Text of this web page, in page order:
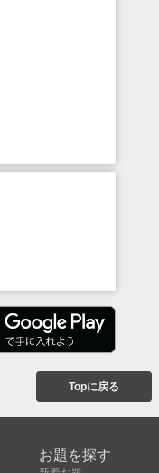
Topに戻る
お題を探す